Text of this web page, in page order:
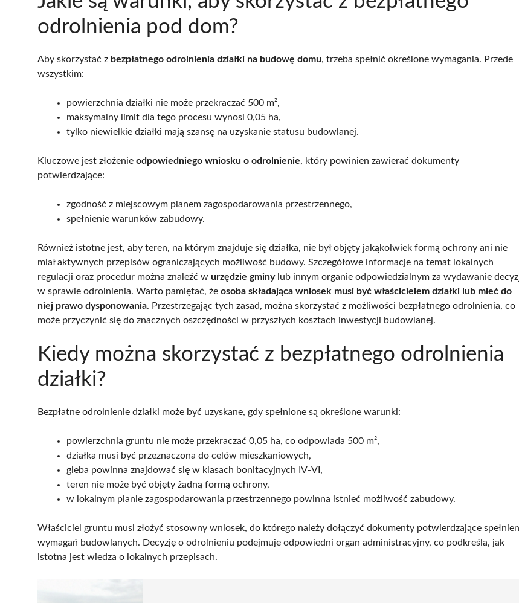
odrolnienia pod dom?
Aby skorzystać z bezpłatnego odrolnienia działki na budowę domu, trzeba spełnić określone wymagania. Przede
wszystkim:
powierzchnia działki nie może przekraczać 500 m²,
maksymalny limit dla tego procesu wynosi 0,05 ha,
tylko niewielkie działki mają szansę na uzyskanie statusu budowlanej.
Kluczowe jest złożenie odpowiedniego wniosku o odrolnienie, który powinien zawierać dokumenty
potwierdzające:
zgodność z miejscowym planem zagospodarowania przestrzennego,
spełnienie warunków zabudowy.
Również istotne jest, aby teren, na którym znajduje się działka, nie był objęty jakąkolwiek formą ochrony ani nie
miał aktywnych przepisów ograniczających możliwość budowy. Szczegółowe informacje na temat lokalnych
regulacji oraz procedur można znaleźć w urzędzie gminylub innym organie odpowiedzialnym za wydawanie
w sprawie odrolnienia. Warto pamiętać, że osoba składająca wniosek musi być właścicielem działki lub mieć do
niej prawo dysponowania. Przestrzegając tych zasad, można skorzystać z możliwości bezpłatnego odrolnienia, co
może przyczynić się do znacznych oszczędności w przyszłych kosztach inwestycji budowlanej.
Kiedy można skorzystać z bezpłatnego odrolnienia
działki?
Bezpłatne odrolnienie działki może być uzyskane, gdy spełnione są określone warunki:
powierzchnia gruntu nie może przekraczać 0,05 ha, co odpowiada 500 m²,
działka musi być przeznaczona do celów mieszkaniowych,
gleba powinna znajdować się w klasach bonitacyjnych IV-VI,
teren nie może być objęty żadną formą ochrony,
w lokalnym planie zagospodarowania przestrzennego powinna istnieć możliwość zabudowy.
Właściciel gruntu musi złożyć stosowny wniosek, do którego należy dołączyć dokumenty potwierdzające
wymagań budowlanych. Decyzję o odrolnieniu podejmuje odpowiedni organ administracyjny, co podkreśla, jak
istotna jest wiedza o lokalnych przepisach.